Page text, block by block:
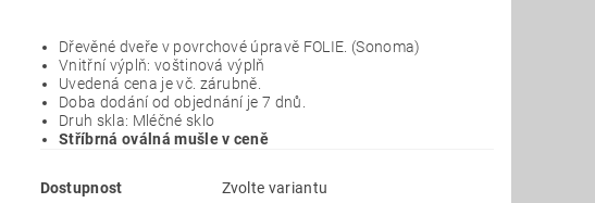
Dřevěné dveře v povrchové úpravě FOLIE. (Sonoma)
Vnitřní výplň: voštinová výplň
Uvedená cena je vč. zárubně.
Doba dodání od objednání je 7 dnů.
Druh skla: Mléčné sklo
Stříbrná oválná mušle v ceně
Dostupnost
Zvolte variantu